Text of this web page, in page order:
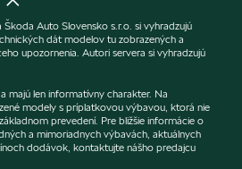
Auto Slovensko s.r.o. si vyhradzujú
dát modelov tu zobrazených a
upozornenia. Autori servera si vyhradzujú
majú len informatívny charakter. Na
modely s príplatkovou výbavou, ktorá nie
prevedení. Pre bližšie informácie o
a mimoriadnych výbavách, aktuálnych
dodávok, kontaktujte nášho predajcu